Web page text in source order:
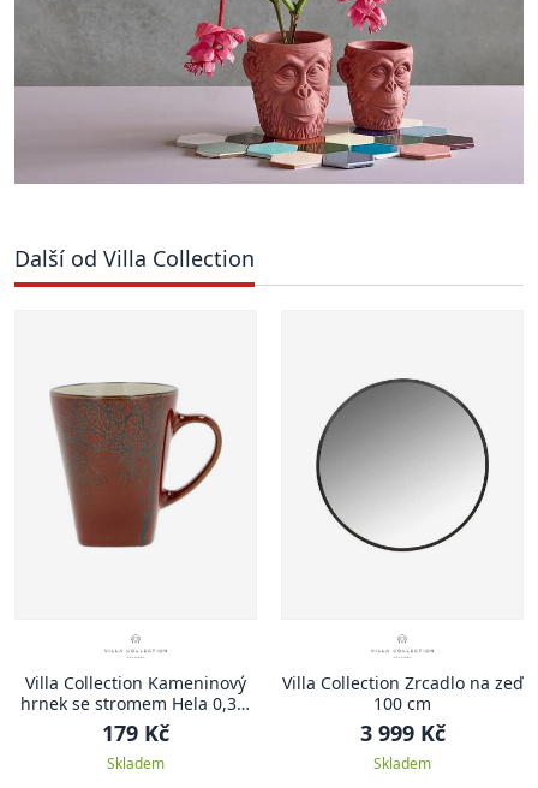
Další od Villa Collection
Villa Collection Kameninový
hrnek se stromem Hela 0,35l
Amber
179 Kč
Skladem
Villa Collection Zrcadlo na zeď
100 cm
3 999 Kč
Skladem